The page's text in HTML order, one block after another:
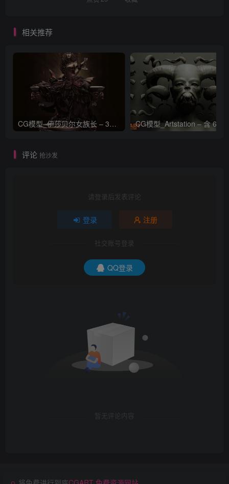
相关推荐
CG模型_伊莎贝尔女族长 – 3D 模型_CGART_模型下载
评论 抢沙发
请登录后发表评论
登录 注册
社交账号登录
QQ登录
暂无评论内容